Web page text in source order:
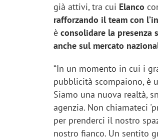
già attivi, tra cui Elanco
rafforzando il team con
èconsolidare la
anche sul mercato
“In un momento in cui i
pubblicità scompaiono, è
Siamo una nuova realtà,
agenzia. Non chiamateci
per prenderci il nostro
nostro fianco. Un sentito